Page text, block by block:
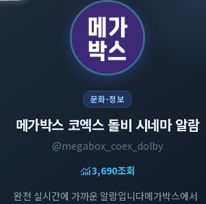
문화·정보
메가박스 코엑스 돌비 시네마 알람
@megabox_coex_dolby
monitoring3,690조회
완전 실시간에 가까운 알람입니다메가박스에서